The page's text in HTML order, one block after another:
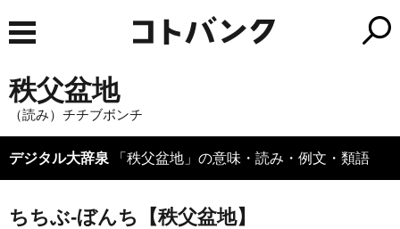
秩父盆地
（読み）チチブボンチ
デジタル大辞泉 「秩父盆地」の意味・読み・例文・類語
ちちぶ‐ぼんち【秩父盆地】